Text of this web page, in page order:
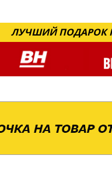
ЛУЧШИЙ ПОДАРОК